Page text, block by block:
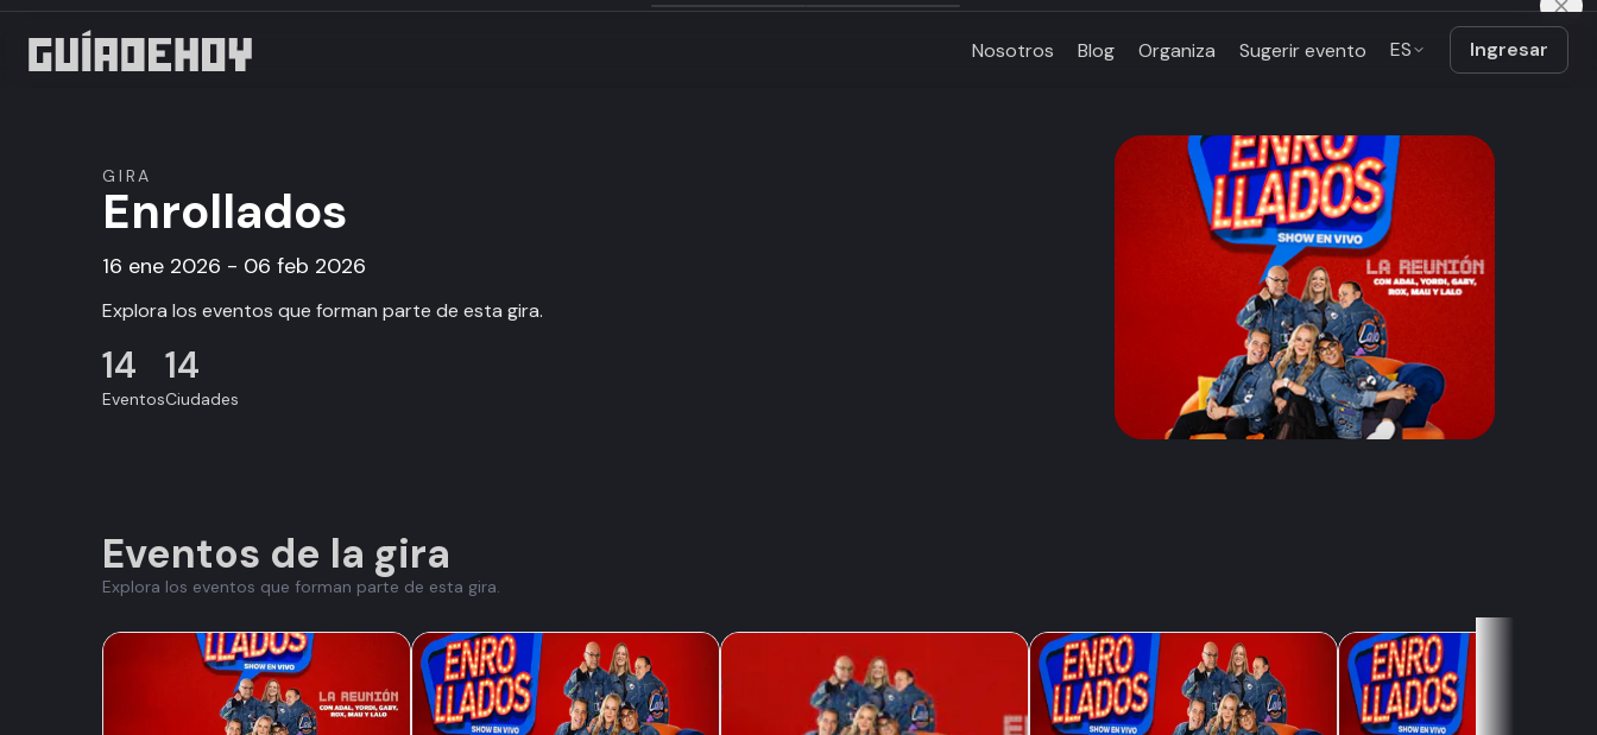
Nosotros Blog Organiza Sugerir evento ES Ingresar
GIRA
Enrollados
16 ene 2026 - 06 feb 2026
Explora los eventos que forman parte de esta gira.
14
Eventos
14
Ciudades
Eventos de la gira
Explora los eventos que forman parte de esta gira.